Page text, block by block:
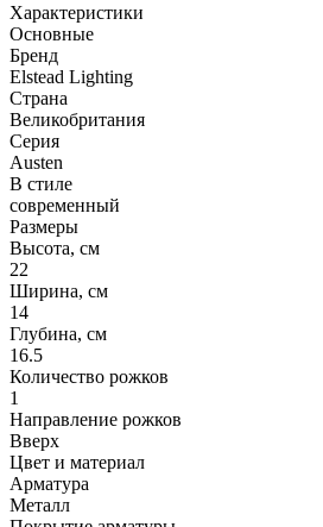
Характеристики
Основные
Бренд
Elstead Lighting
Страна
Великобритания
Серия
Austen
В стиле
современный
Размеры
Высота, см
22
Ширина, см
14
Глубина, см
16.5
Количество рожков
1
Направление рожков
Вверх
Цвет и материал
Арматура
Металл